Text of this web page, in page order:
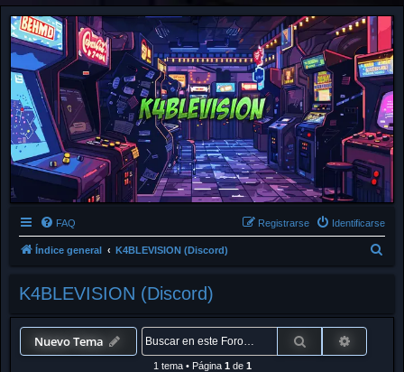
FAQ Identificarse
Registrarse
Índice general K4BLEVISION (Discord)
K4BLEVISION (Discord)
Nuevo Tema Buscar
1 tema• Página 1 de 1